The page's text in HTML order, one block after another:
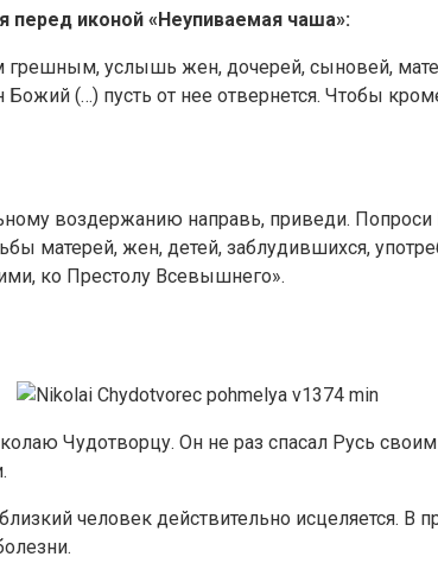
перед иконой «Неупиваемая чаша»:
услышь жен, дочерей, сыновей,
(…) пусть от нее отвернется. Чтобы
воздержанию направь, приведи. Попроси
матерей, жен, детей, заблудившихся,
ко Престолу Всевышнего».
Чудотворцу. Он не раз спасал Русь
человек действительно исцеляется. В